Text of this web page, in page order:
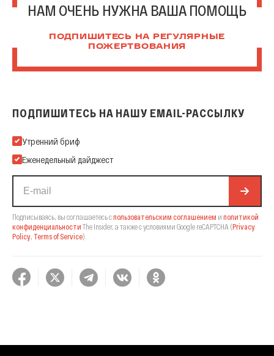
НАМ ОЧЕНЬ НУЖНА ВАША ПОМОЩЬ
ПОДПИШИТЕСЬ НА РЕГУЛЯРНЫЕ
ПОЖЕРТВОВАНИЯ
ПОДПИШИТЕСЬ НА НАШУ EMAIL-РАССЫЛКУ
Подпишитесь на нашу Email-рассылку
Утренний бриф
Еженедельный дайджест
Подписываясь, вы соглашаетесь спользовательским соглашением и политикой
конфиденциальности The Insider, а также с условиями Google reCAPTCHA (Privacy
Policy Terms of Service).